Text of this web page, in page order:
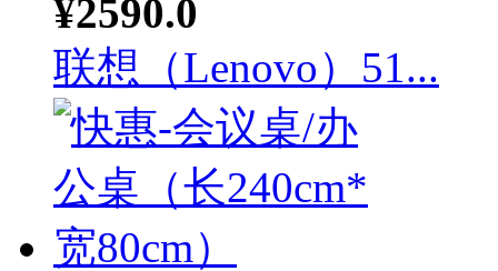
¥2590.0
联想（Lenovo）51...